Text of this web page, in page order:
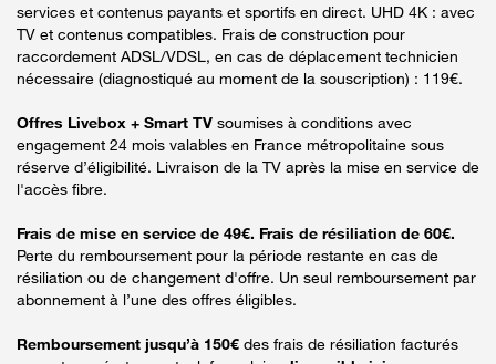
services et contenus payants et sportifs en direct. UHD 4K : avec
TV et contenus compatibles. Frais de construction pour
raccordement ADSL/VDSL, en cas de déplacement technicien
nécessaire (diagnostiqué au moment de la souscription) : 119€.
Offres Livebox + Smart TV soumises à conditions avec
engagement 24 mois valables en France métropolitaine sous
réserve d’éligibilité. Livraison de la TV après la mise en service de
l'accès fibre.
Frais de mise en service de 49€. Frais de résiliation de 60€.
Perte du remboursement pour la période restante en cas de
résiliation ou de changement d'offre. Un seul remboursement par
abonnement à l’une des offres éligibles.
Remboursement jusqu’à 150€ des frais de résiliation facturés